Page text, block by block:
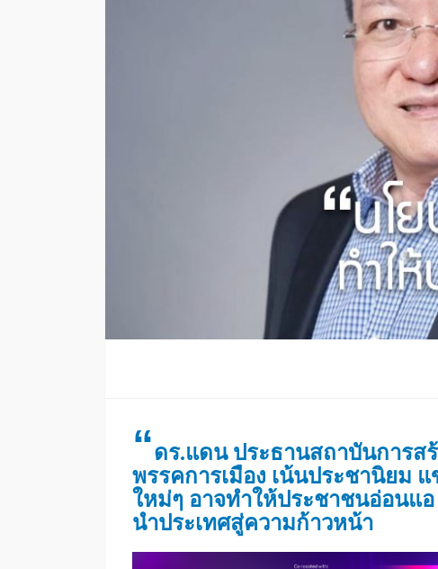
“ดร.แดน ประธานสถาบันการส
พรรคการเมือง เน้นประชานิยม
ใหม่ๆ อาจทำให้ประชาชนอ่อนแอ
นำประเทศสู่ความก้าวหน้า